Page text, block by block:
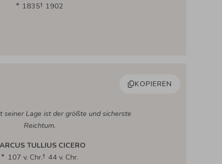
1835
1902
KOPIEREN
seiner Lage ist der größte und sicherste
Reichtum.
TULLIUS CICERO
107 v. Chr.
44 v. Chr.